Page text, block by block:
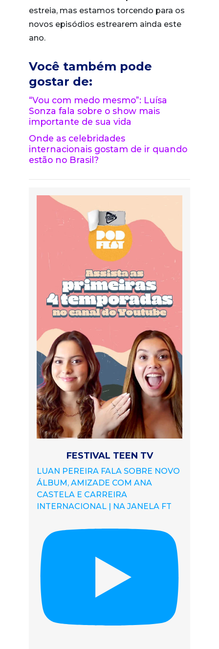
estreia, mas estamos torcendo para os
novos episódios estrearem ainda este
ano.
Você também pode
gostar de:
“Vou com medo mesmo”: Luísa
Sonza fala sobre o show mais
importante de sua vida
Onde as celebridades
internacionais gostam de ir quando
estão no Brasil?
FESTIVAL TEEN TV
LUAN PEREIRA FALA SOBRE NOVO
ÁLBUM, AMIZADE COM ANA
CASTELA E CARREIRA
INTERNACIONAL | NA JANELA FT